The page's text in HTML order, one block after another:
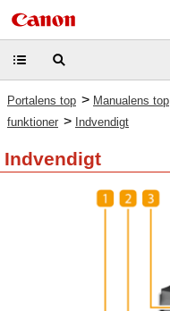
Portalens top > Manualens top
funktioner > Indvendigt
Indvendigt